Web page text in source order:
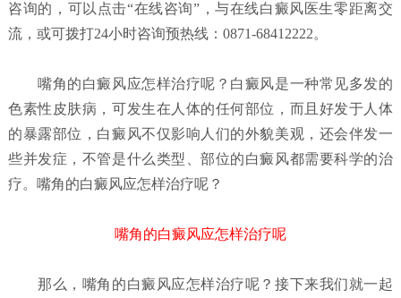
咨询的，可以点击“在线咨询”，与在线白癜风医生零距离交
流，或可拨打24小时咨询预热线：0871-68412222。
嘴角的白癜风应怎样治疗呢？ 白癜风是一种常见多发的
色素性皮肤病，可发生在人体的任何部位，而且好发于人体
的暴露部位，白癜风不仅影响人们的外貌美观，还会伴发一
些并发症，不管是什么类型、部位的白癜风都需要科学的治
疗。嘴角的白癜风应怎样治疗呢？
嘴角的白癜风应怎样治疗呢
那么，嘴角的白癜风应怎样治疗呢？接下来我们就一起